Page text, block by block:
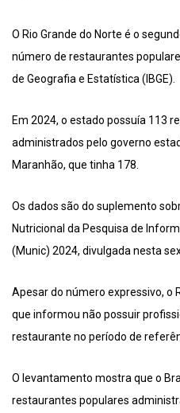
O Rio Grande do Norte é o
número de restaurantes
de Geografia e Estatística (IBGE).
Em 2024, o estado possuía 113
administrados pelo governo
Maranhão, que tinha 178.
Os dados são do suplemento
Nutricional da Pesquisa de
(Munic) 2024, divulgada nesta
Apesar do número expressivo, o
que informou não possuir
restaurante no período de
O levantamento mostra que o
restaurantes populares